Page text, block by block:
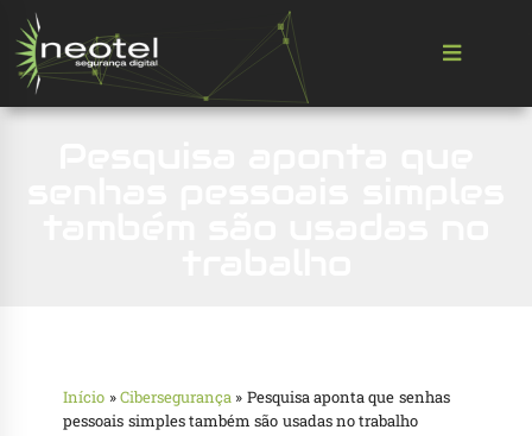
Início »Cibersegurança » Pesquisa aponta que senhas
pessoais simples também são usadas no trabalho